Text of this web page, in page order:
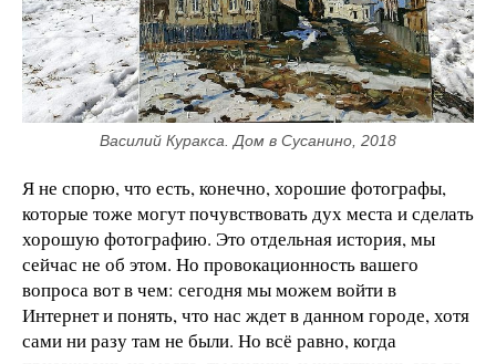
Василий Куракса. Дом в Сусанино, 2018
Я не спорю, что есть, конечно, хорошие фотографы,
которые тоже могут почувствовать дух места и сделать
хорошую фотографию. Это отдельная история, мы
сейчас не об этом. Но провокационность вашего
вопроса вот в чем: сегодня мы можем войти в
Интернет и понять, что нас ждет в данном городе, хотя
сами ни разу там не были. Но всё равно, когда